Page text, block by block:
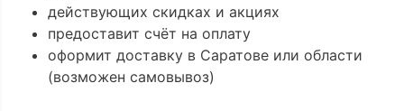
действующих скидках и акциях
предоставит счёт на оплату
оформит доставку в Саратове или области
(возможен самовывоз)